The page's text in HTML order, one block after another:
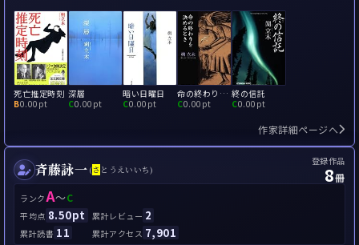
死亡推定時刻
B0.00pt
深層
C0.00pt
暗い日曜日
C0.00pt
命の終わりを決めるとき(終の信託)
C0.00pt
終の信託
C0.00pt
作家詳細ページへ
斉藤詠一 (さ とうえいいち)
登録作品
8冊
ランクA～C
平均点 8.50pt 累計レビュー 2
累計読書 11 累計アクセス 7,901